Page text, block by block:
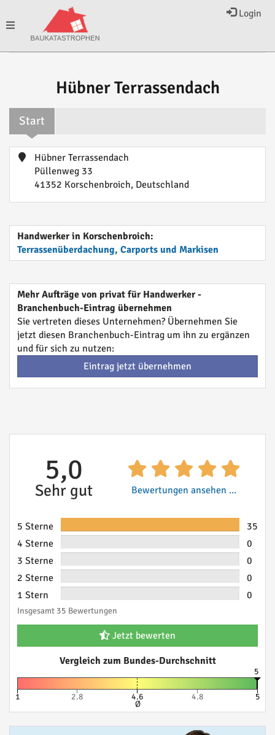
Login
Toggle
Hübner Terrassendach
Start
Hübner Terrassendach
Püllenweg 33
41352 Korschenbroich, Deutschland
Handwerker in Korschenbroich:
Terrassenüberdachung, Carports und Markisen
Mehr Aufträge von privat für Handwerker -
Branchenbuch-Eintrag übernehmen
Sie vertreten dieses Unternehmen? Übernehmen Sie
jetzt diesen Branchenbuch-Eintrag um ihn zu ergänzen
und für sich zu nutzen:
Eintrag jetzt übernehmen
5,0
Sehr gut Bewertungen ansehen ...
5 Sterne
35
4 Sterne
0
3 Sterne
0
2 Sterne
0
1 Stern
0
Insgesamt 35 Bewertungen
Jetzt bewerten
Vergleich zum Bundes-Durchschnitt
5
1 2.8 4.6
Ø
4.8 5